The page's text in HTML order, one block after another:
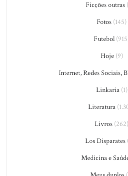
Ficções outras
Fotos (145)
Futebol
Hoje(9)
Internet, Redes Sociais,
Linkaria(1)
Literatura
Livros (262)
Los Disparates
Medicina e